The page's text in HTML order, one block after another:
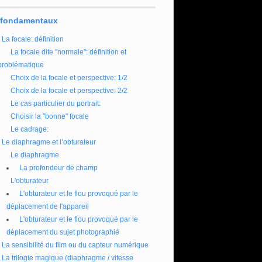
La focale: définition
La focale dite "normale": définition et
Choix de la focale et perspective: 1/2
Choix de la focale et perspective: 2/2
Le cas particulier du portrait:
Choisir la "bonne" focale
Le cadrage:
Le diaphragme et l’obturateur
Le diaphragme
La profondeur de champ
L'obturateur
L'obturateur et le flou provoqué par le
déplacement de l'appareil
L'obturateur et le flou provoqué par le
déplacement du sujet photographié
La sensibilité du film ou du capteur numérique
La trilogie magique (diaphragme / vitesse